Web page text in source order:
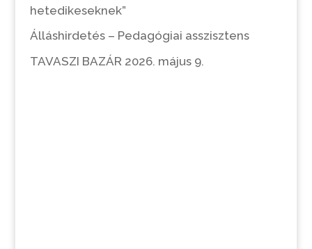
hetedikeseknek”
Álláshirdetés – Pedagógiai asszisztens
TAVASZI BAZÁR 2026. május 9.